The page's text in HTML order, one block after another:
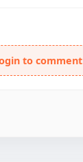
to comment